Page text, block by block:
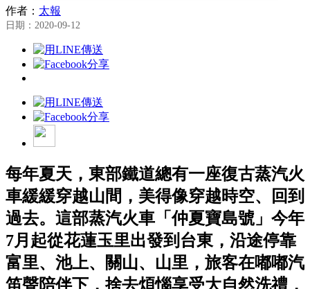
作者： 太報
日期：2020-09-12
每年夏天，東部鐵道總有一座復古蒸汽火
車緩緩穿越山間，美得像穿越時空、回到
過去。這部蒸汽火車「仲夏寶島號」今年
7月起從花蓮玉里出發到台東，沿途停靠
富里、池上、關山、山里，旅客在嘟嘟汽
笛聲陪伴下，捨去煩惱享受大自然洗禮，